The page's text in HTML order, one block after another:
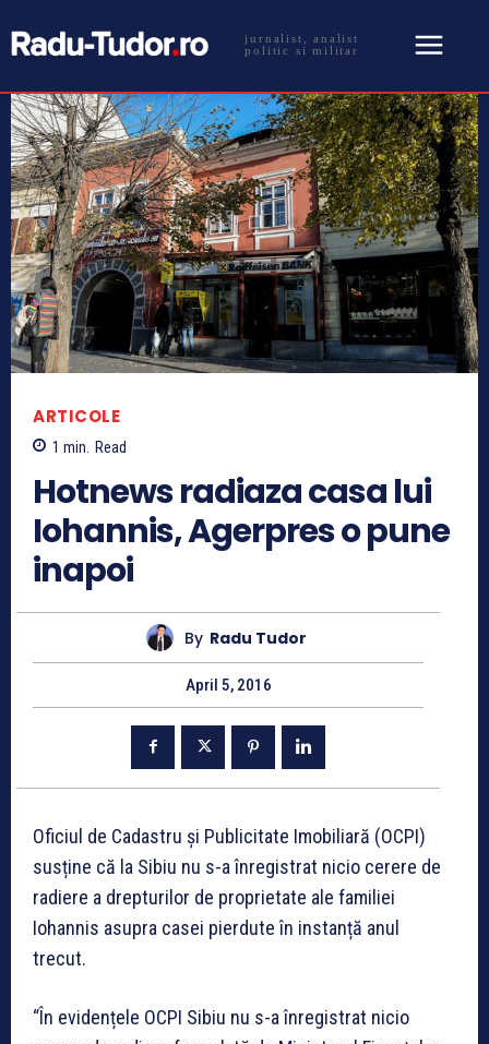
jurnalist, analist
politic si militar
ARTICOLE
1 min. Read
Hotnews radiaza casa lui
Iohannis, Agerpres o pune
inapoi
By Radu Tudor
April 5, 2016
Oficiul de Cadastru și Publicitate Imobiliară (OCPI)
susține că la Sibiu nu s-a înregistrat nicio cerere de
radiere a drepturilor de proprietate ale familiei
Iohannis asupra casei pierdute în instanță anul
trecut.
“În evidențele OCPI Sibiu nu s-a înregistrat nicio